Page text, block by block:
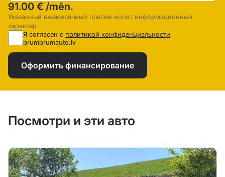
91.00 € /mēn.
Указанный ежемесячный платеж носит информационный
характер
Я согласен с политикой конфиденциальности
brumbrumauto.lv
Оформить финансирование
Посмотри и эти авто